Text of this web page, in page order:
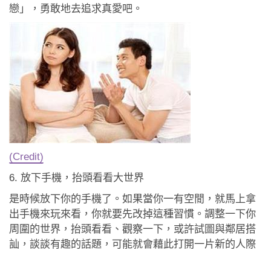
戀」，勇敢地去追求真愛吧。
(Credit)
6. 放下手機，抬頭看看大世界
是時候放下你的手機了。如果當你一有空閒，就馬上拿
出手機來玩來看，你就要先改掉這種習慣。調整一下你
周圍的世界，抬頭看看、觀察一下，或許試圖與鄰居搭
訕，談談有趣的話題，可能就會藉此打開一片新的人際